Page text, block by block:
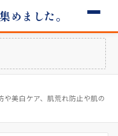
めました。
美白ケア、肌荒れ防止や肌の